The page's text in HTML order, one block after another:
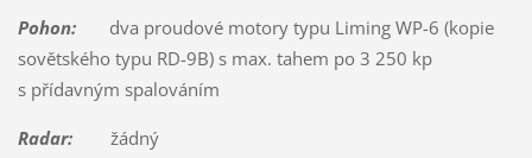
Pohon:dva proudové motory typu Liming WP-6 (kopie
sovětského typu RD-9B) s max. tahem po 3 250 kp
s přídavným spalováním
Radar:žádný